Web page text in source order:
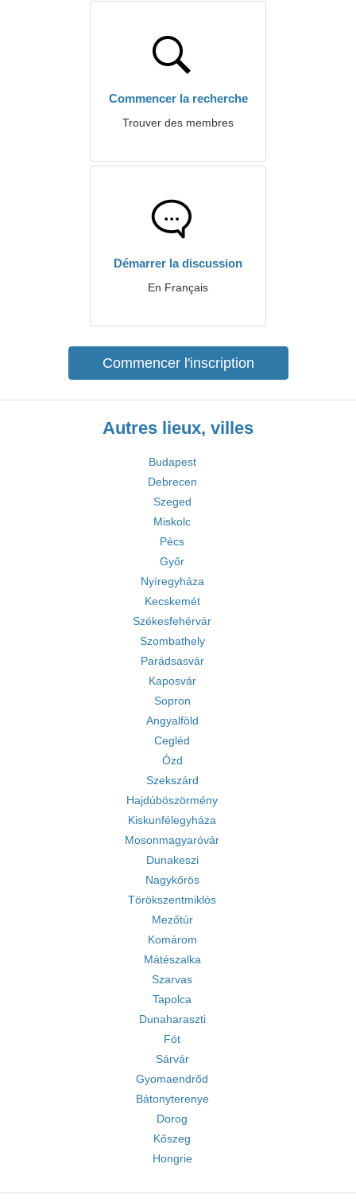
Commencer la recherche
Trouver des membres
Démarrer la discussion
En Français
Commencer l'inscription
Autres lieux, villes
Budapest
Debrecen
Szeged
Miskolc
Pécs
Győr
Nyíregyháza
Kecskemét
Székesfehérvár
Szombathely
Parádsasvár
Kaposvár
Sopron
Angyalföld
Cegléd
Ózd
Szekszárd
Hajdúböszörmény
Kiskunfélegyháza
Mosonmagyaróvár
Dunakeszi
Nagykőrös
Törökszentmiklós
Mezőtúr
Komárom
Mátészalka
Szarvas
Tapolca
Dunaharaszti
Fót
Sárvár
Gyomaendrőd
Bátonyterenye
Dorog
Kőszeg
Hongrie